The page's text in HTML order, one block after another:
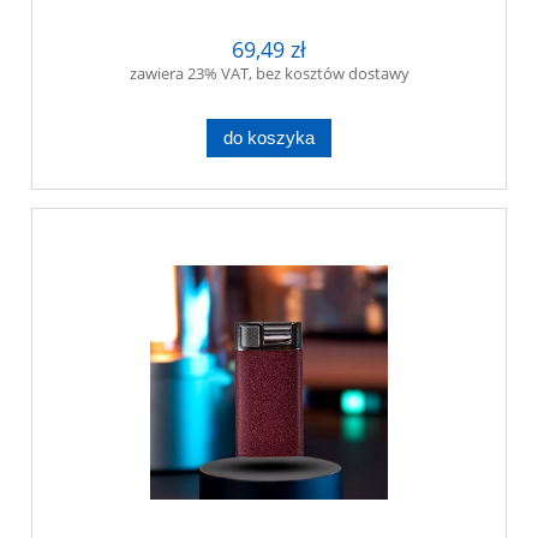
69,49 zł
zawiera 23% VAT, bez kosztów dostawy
do koszyka